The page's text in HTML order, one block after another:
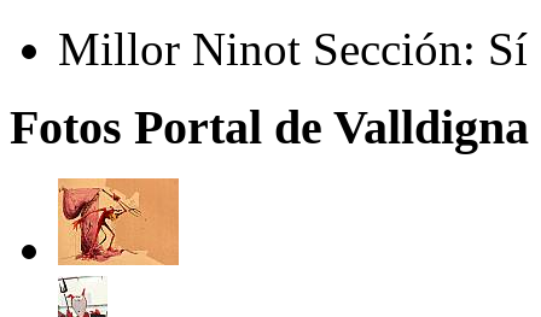
Millor Ninot Sección: Sí
Fotos Portal de